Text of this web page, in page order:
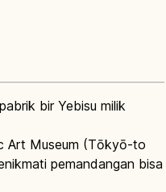
bir Yebisu milik
Art Museum (Tōkyō-to
pemandangan bisa